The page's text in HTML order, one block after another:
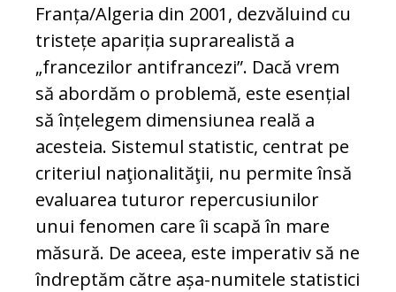
Franța/Algeria din 2001, dezvăluind cu
tristețe apariția suprarealistă a
„francezilor antifrancezi”. Dacă vrem
să abordăm o problemă, este esențial
să înțelegem dimensiunea reală a
acesteia. Sistemul statistic, centrat pe
criteriul naţionalităţii, nu permite însă
evaluarea tuturor repercusiunilor
unui fenomen care îi scapă în mare
măsură. De aceea, este imperativ să ne
îndreptăm către așa-numitele statistici